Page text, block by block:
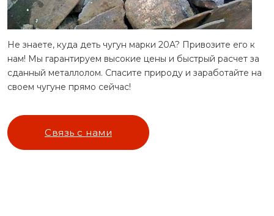
Не знаете, куда деть чугун марки 20A? Привозите его к
нам! Мы гарантируем высокие цены и быстрый расчет за
сданный металлолом. Спасите природу и заработайте на
своем чугуне прямо сейчас!
Связь с нами